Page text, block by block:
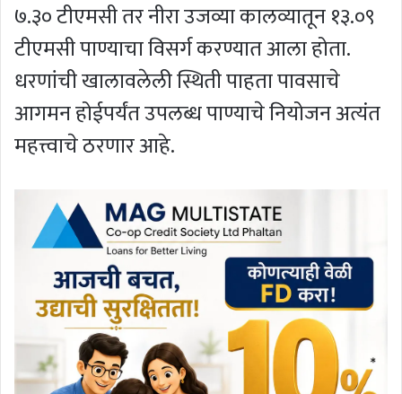
७.३० टीएमसी तर नीरा उजव्या कालव्यातून १३.०९
टीएमसी पाण्याचा विसर्ग करण्यात आला होता.
धरणांची खालावलेली स्थिती पाहता पावसाचे
आगमन होईपर्यंत उपलब्ध पाण्याचे नियोजन अत्यंत
महत्त्वाचे ठरणार आहे.